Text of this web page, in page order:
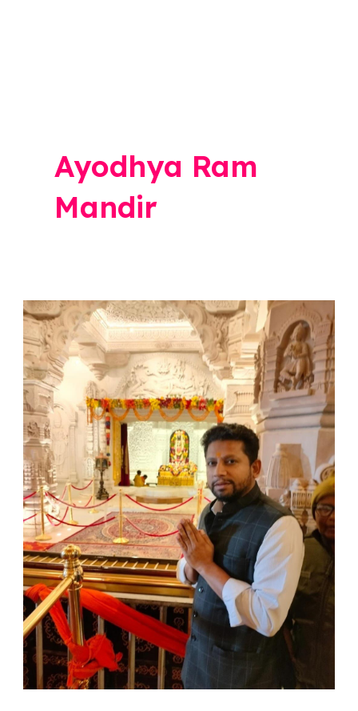
Ayodhya Ram
Mandir
Sujay
Vikhe:
खा.
सुजय
विखे
पाटील
यांनी
अयोध्येत
जाऊन
प्रभू
श्रीरामांना
अर्पण
केले
लाडू..